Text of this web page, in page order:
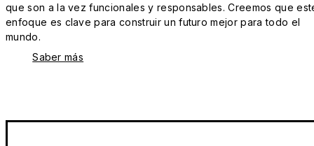
que son a la vez funcionales y responsables. Creemos que
enfoque es clave para construir un futuro mejor para todo el
mundo.
Saber más